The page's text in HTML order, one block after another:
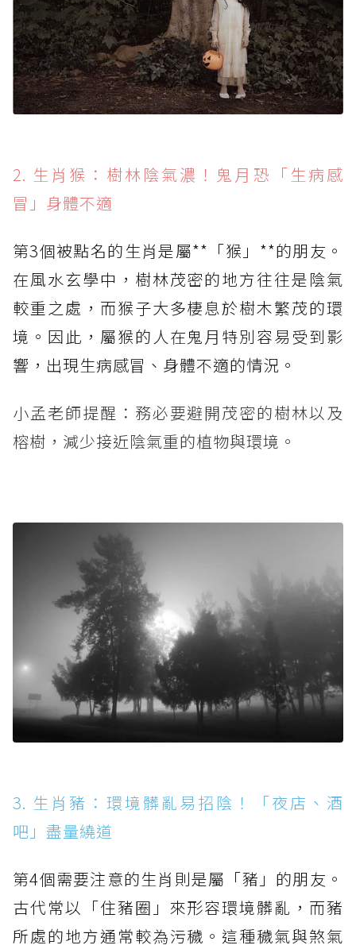
2. 生肖猴：樹林陰氣濃！鬼月恐「生病感
冒」身體不適
第3個被點名的生肖是屬**「猴」**的朋友。
在風水玄學中，樹林茂密的地方往往是陰氣
較重之處，而猴子大多棲息於樹木繁茂的環
境。因此，屬猴的人在鬼月特別容易受到影
響，出現生病感冒、身體不適的情況。
小孟老師提醒：務必要避開茂密的樹林以及
榕樹，減少接近陰氣重的植物與環境。
3. 生肖豬：環境髒亂易招陰！「夜店、酒
吧」盡量繞道
第4個需要注意的生肖則是屬「豬」的朋友。
古代常以「住豬圈」來形容環境髒亂，而豬
所處的地方通常較為污穢。這種穢氣與煞氣